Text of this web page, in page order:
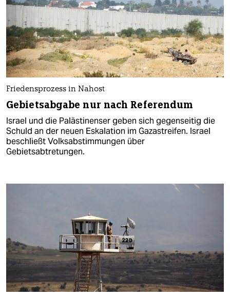
Friedensprozess in Nahost
Gebietsabgabe nur nach Referendum
Israel und die Palästinenser geben sich gegenseitig die
Schuld an der neuen Eskalation im Gazastreifen. Israel
beschließt Volksabstimmungen über
Gebietsabtretungen.